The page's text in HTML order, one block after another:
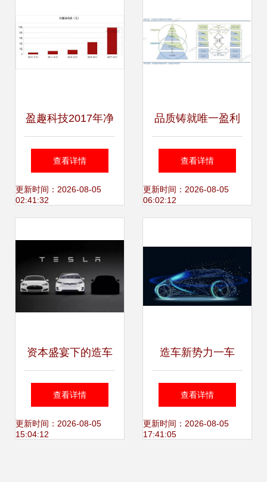
盈趣科技2017年净
利润9.84亿元，同
比增长120.86% 盈
造新篇章
查看详情
更新时间：2026-08-05
02:41:32
品质铸就唯一盈利
传奇 这家航空公司
如何以高品质构筑
生态
查看详情
更新时间：2026-08-05
06:02:12
资本盛宴下的造车
迷局 当互联网巨头
集体押注“盈造互
查看详情
更新时间：2026-08-05
15:04:12
造车新势力一车
难“求”！当年的
PPT与如今
查看详情
更新时间：2026-08-05
17:41:05